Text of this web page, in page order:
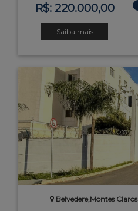
R$: 220.000,00
Saiba mais
Belvedere,Montes Claros